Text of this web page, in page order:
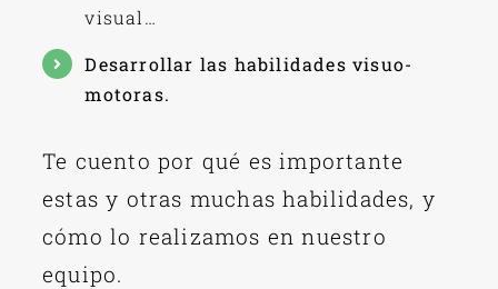
visual…
Desarrollar las habilidades visuo-
motoras.
Te cuento por qué es importante
estas y otras muchas habilidades, y
cómo lo realizamos en nuestro
equipo.